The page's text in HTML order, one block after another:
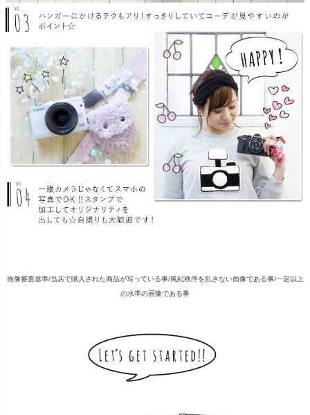
画像審査基準/当店で購入された商品が写っている事/風紀秩序を乱さない画像である事/一定以上
の水準の画像である事